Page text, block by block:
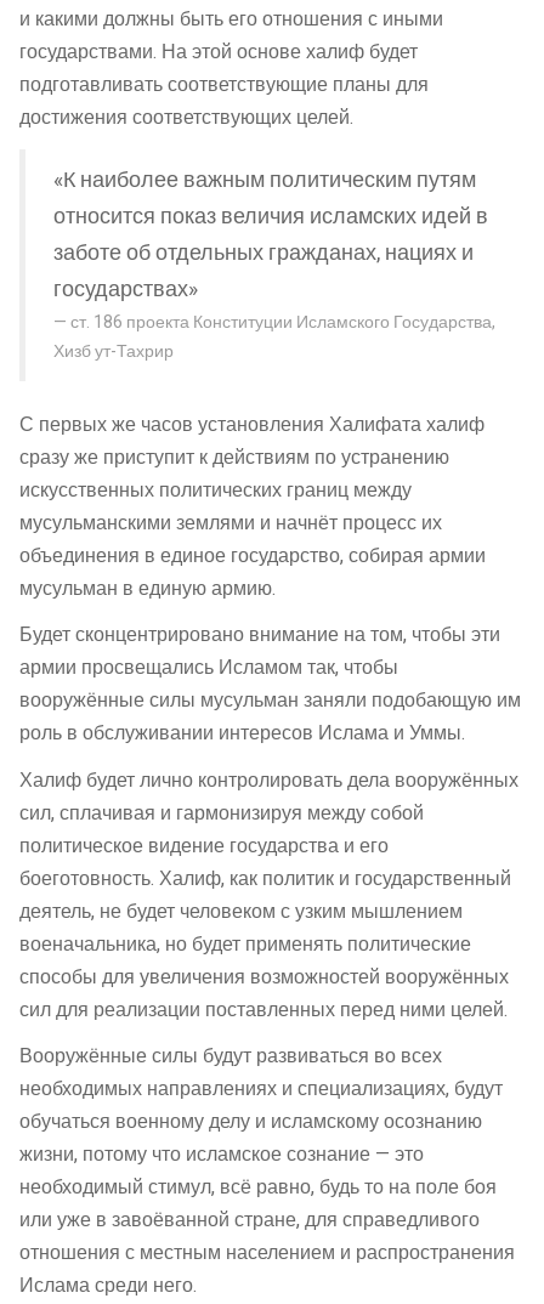
и какими должны быть его отношения с иными
государствами. На этой основе халиф будет
подготавливать соответствующие планы для
достижения соответствующих целей.
«К наиболее важным политическим путям
относится показ величия исламских идей в
заботе об отдельных гражданах, нациях и
государствах»
ст. 186 проекта Конституции Исламского Государства,
Хизб ут-Тахрир
С первых же часов установления Халифата халиф
сразу же приступит к действиям по устранению
искусственных политических границ между
мусульманскими землями и начнёт процесс их
объединения в единое государство, собирая армии
мусульман в единую армию.
Будет сконцентрировано внимание на том, чтобы эти
армии просвещались Исламом так, чтобы
вооружённые силы мусульман заняли подобающую им
роль в обслуживании интересов Ислама и Уммы.
Халиф будет лично контролировать дела вооружённых
сил, сплачивая и гармонизируя между собой
политическое видение государства и его
боеготовность. Халиф, как политик и государственный
деятель, не будет человеком с узким мышлением
военачальника, но будет применять политические
способы для увеличения возможностей вооружённых
сил для реализации поставленных перед ними целей.
Вооружённые силы будут развиваться во всех
необходимых направлениях и специализациях, будут
обучаться военному делу и исламскому осознанию
жизни, потому что исламское сознание — это
необходимый стимул, всё равно, будь то на поле боя
или уже в завоёванной стране, для справедливого
отношения с местным населением и распространения
Ислама среди него.